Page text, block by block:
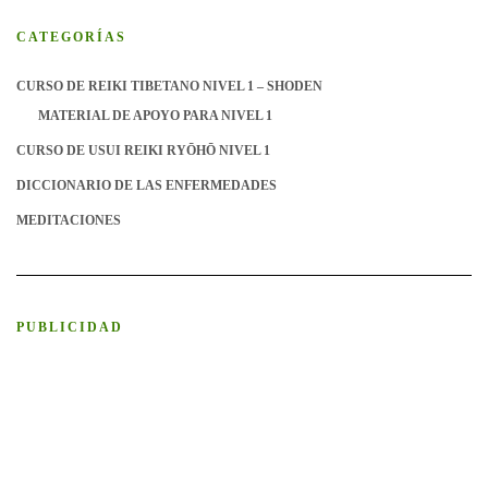
CATEGORÍAS
CURSO DE REIKI TIBETANO NIVEL 1 – SHODEN
MATERIAL DE APOYO PARA NIVEL 1
CURSO DE USUI REIKI RYŌHŌ NIVEL 1
DICCIONARIO DE LAS ENFERMEDADES
MEDITACIONES
PUBLICIDAD